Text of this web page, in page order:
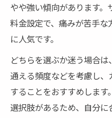
やや強い傾向があります
料金設定で、痛みが苦手
に人気です。
どちらを選ぶか迷う場合は
通える頻度などを考慮し
することをおすすめしま
選択肢があるため、自分